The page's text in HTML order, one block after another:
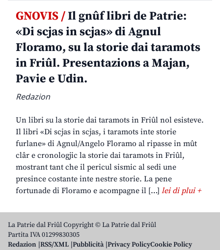
GNOVIS /Il gnûf libri de Patrie:
«Di scjas in scjas» di Agnul
Floramo, su la storie dai taramots
in Friûl. Presentazions a Majan,
Pavie e Udin.
Redazion
Un libri su la storie dai taramots in Friûl nol esisteve.
Il libri «Di scjas in scjas, i taramots inte storie
furlane» di Agnul/Angelo Floramo al ripasse in mût
clâr e cronologjic la storie dai taramots in Friûl,
mostrant tant che il pericul sismic al sedi une
presince costante inte nestre storie. La pene
fortunade di Floramo e acompagne il […] lei di plui +
La Patrie dal Friûl Copyright © La Patrie dal Friûl
Partita IVA 01299830305
Redazion RSS/XML Pubblicità Privacy PolicyCookie Policy